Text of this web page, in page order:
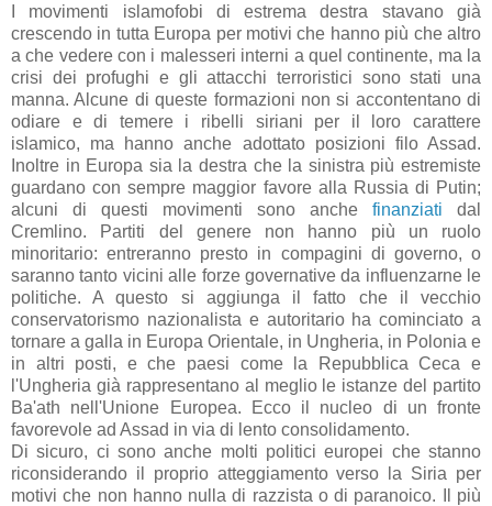
I movimenti islamofobi di estrema destra stavano già
crescendo in tutta Europa per motivi che hanno più che altro
a che vedere con i malesseri interni a quel continente, ma la
crisi dei profughi e gli attacchi terroristici sono stati una
manna. Alcune di queste formazioni non si accontentano di
odiare e di temere i ribelli siriani per il loro carattere
islamico, ma hanno anche adottato posizioni filo Assad.
Inoltre in Europa sia la destra che la sinistra più estremiste
guardano con sempre maggior favore alla Russia di Putin;
alcuni di questi movimenti sono anche finanziati dal
Cremlino. Partiti del genere non hanno più un ruolo
minoritario: entreranno presto in compagini di governo, o
saranno tanto vicini alle forze governative da influenzarne le
politiche. A questo si aggiunga il fatto che il vecchio
conservatorismo nazionalista e autoritario ha cominciato a
tornare a galla in Europa Orientale, in Ungheria, in Polonia e
in altri posti, e che paesi come la Repubblica Ceca e
l'Ungheria già rappresentano al meglio le istanze del partito
Ba'ath nell'Unione Europea. Ecco il nucleo di un fronte
favorevole ad Assad in via di lento consolidamento.
Di sicuro, ci sono anche molti politici europei che stanno
riconsiderando il proprio atteggiamento verso la Siria per
motivi che non hanno nulla di razzista o di paranoico. Il più